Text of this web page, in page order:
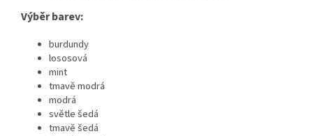
Výběr barev:
burdundy
lososová
mint
tmavě modrá
modrá
světle šedá
tmavě šedá